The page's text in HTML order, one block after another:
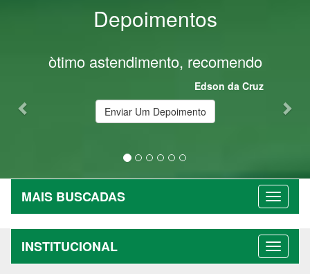
Depoimentos
òtimo astendimento, recomendo
Edson da Cruz
Enviar Um Depoimento
MAIS BUSCADAS
INSTITUCIONAL